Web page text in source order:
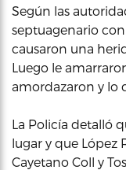
Según las
septuagenario
causaron una
Luego le
amordazaron y lo
La Policía detalló
lugar y que López
Cayetano Coll y